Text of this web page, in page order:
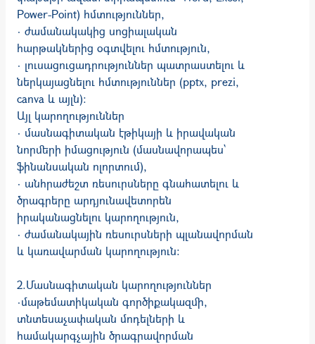
Power-Point) հմտություններ,
· ժամանակակից սոցիալական
հարթակներից օգտվելու հմտություն,
· լուսացուցադրություններ պատրաստելու և
ներկայացնելու հմտություններ (pptx, prezi,
canva և այլն):
Այլ կարողություններ
· մասնագիտական էթիկայի և իրավական
նորմերի իմացություն (մասնավորապես`
ֆինանսական ոլորտում),
· անհրաժեշտ ռեսուրսները գնահատելու և
ծրագրերը արդյունավետորեն
իրականացնելու կարողություն,
· ժամանակային ռեսուրսների պլանավորման
և կառավարման կարողություն:
2.Մասնագիտական կարողություններ
·մաթեմատիկական գործիքակազմի,
տնտեսաչափական մոդելների և
համակարգչային ծրագրավորման